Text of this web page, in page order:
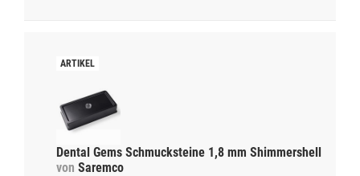
Dental Gems Schmucksteine 1,8 mm Shimmershell
von Saremco